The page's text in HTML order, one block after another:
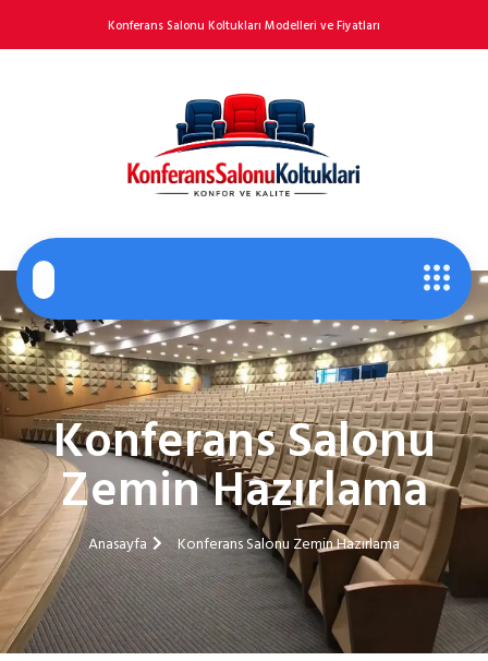
Konferans Salonu Koltukları Modelleri ve Fiyatları
Konferans Salonu
Zemin Hazırlama
Anasayfa Konferans Salonu Zemin Hazırlama